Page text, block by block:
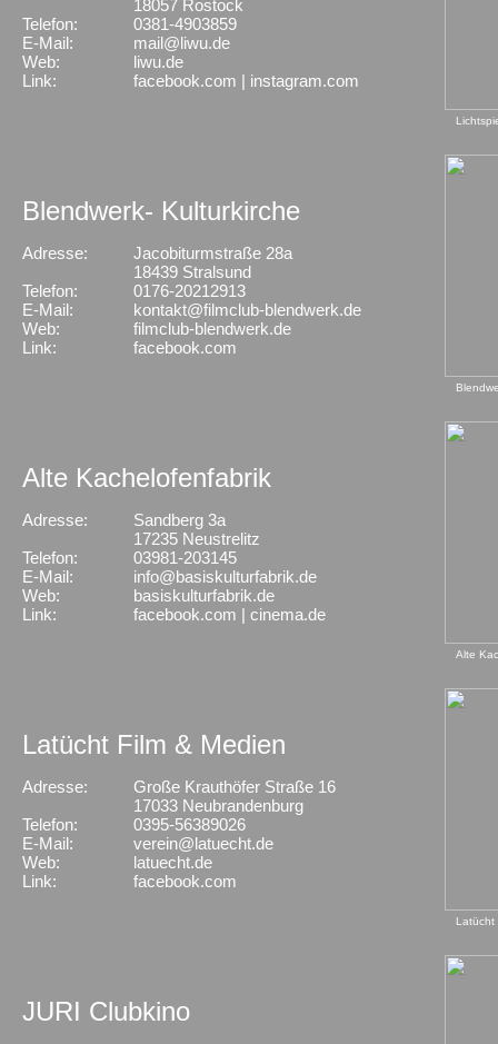
Telefon:
E-Mail:
Web:
Link:
18057 Rostock
0381-4903859
mail@liwu.de
liwu.de
facebook.com | instagram.com
Blendwerk- Kulturkirche
Adresse:
Telefon:
E-Mail:
Web:
Link:
Jacobiturmstraße 28a
18439 Stralsund
0176-20212913
kontakt@filmclub-blendwerk.de
filmclub-blendwerk.de
facebook.com
Alte Kachelofenfabrik
Adresse:
Telefon:
E-Mail:
Web:
Link:
Sandberg 3a
17235 Neustrelitz
03981-203145
info@basiskulturfabrik.de
basiskulturfabrik.de
facebook.com | cinema.de
Alte
Latücht Film & Medien
Adresse:
Telefon:
E-Mail:
Web:
Link:
Große Krauthöfer Straße 16
17033 Neubrandenburg
0395-56389026
verein@latuecht.de
latuecht.de
facebook.com
Latücht
JURI Clubkino